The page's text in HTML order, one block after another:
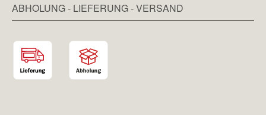
ABHOLUNG - LIEFERUNG - VERSAND